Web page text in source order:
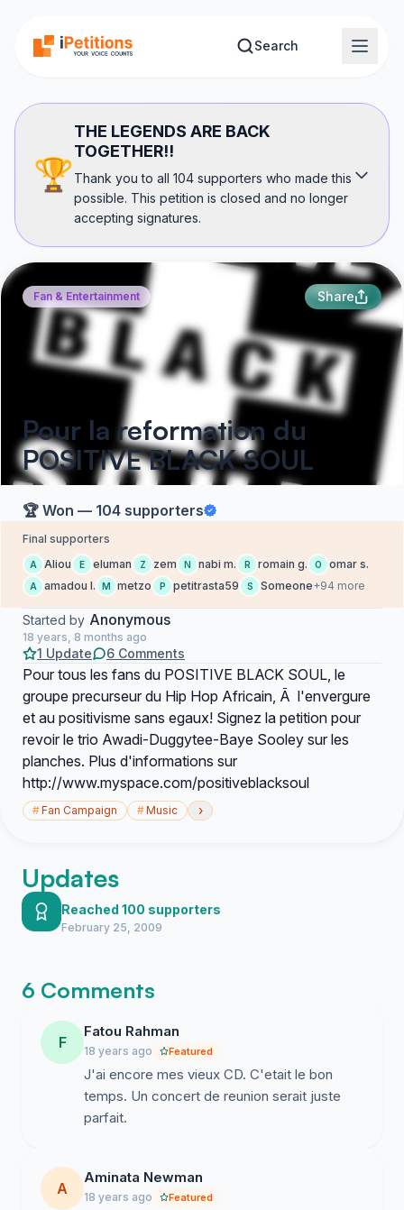
Search
🏆
THE LEGENDS ARE BACK
TOGETHER!!
Thank you to all 104 supporters who made this
possible. This petition is closed and no longer
accepting signatures.
Fan & Entertainment Share
Pour la reformation du
POSITIVE BLACK SOUL
🏆 Won — 104 supporters
Final supporters
A Aliou E eluman Z zem N nabi m. R romain g. O omar s.
A amadou l. M metzo P petitrasta59 S Someone+94 more
Started by Anonymous
18 years, 8 months ago
1 Update 6 Comments
Pour tous les fans du POSITIVE BLACK SOUL, le
groupe precurseur du Hip Hop Africain, Ã l'envergure
et au positivisme sans egaux! Signez la petition pour
revoir le trio Awadi-Duggytee-Baye Sooley sur les
planches. Plus d'informations sur
http://www.myspace.com/positiveblacksoul
#Fan Campaign #Music ›
Updates
Reached 100 supporters
February 25, 2009
6 Comments
F
Fatou Rahman
18 years ago Featured
J'ai encore mes vieux CD. C'etait le bon
temps. Un concert de reunion serait juste
parfait.
A
Aminata Newman
18 years ago Featured